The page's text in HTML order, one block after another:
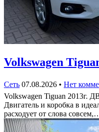
Volkswagen
Сеть 07.08.2026 • Нет
Volkswagen Tiguan
Двигатель и коробка в
расходует от слова